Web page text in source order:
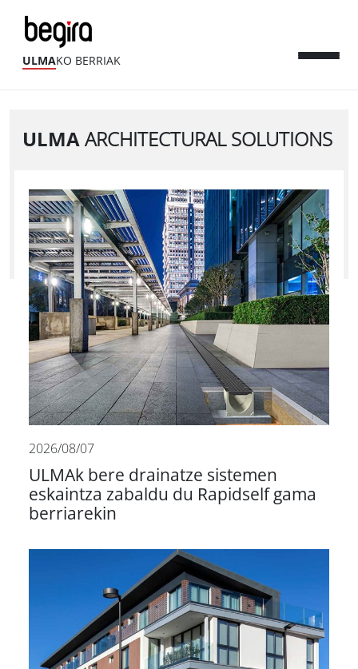
ULMAKO BERRIAK
ULMA ARCHITECTURAL SOLUTIONS
2026/08/07
ULMAk bere drainatze sistemen
eskaintza zabaldu du Rapidself gama
berriarekin